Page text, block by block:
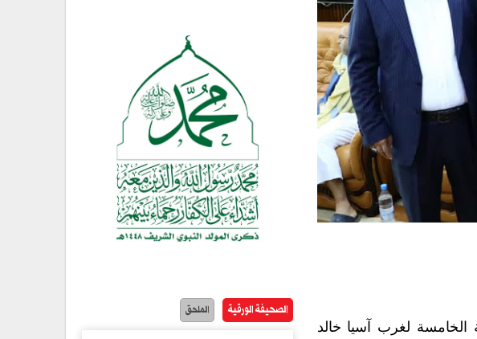
الخامسة لغرب آسيا خالد
الصحيفة الورقية الملحق